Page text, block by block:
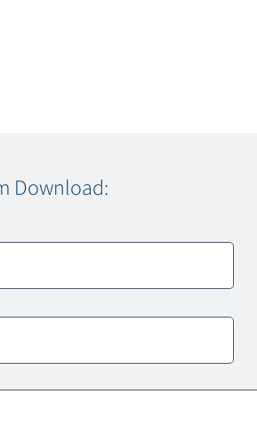
Download: